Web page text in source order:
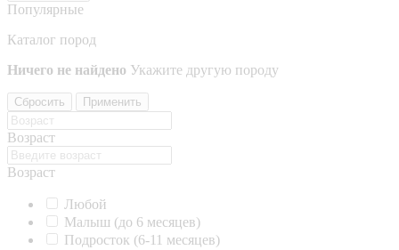
Популярные
Каталог пород
Ничего не найдено Укажите другую породу
Сбросить Применить
Возраст
Возраст
Любой
Малыш (до 6 месяцев)
Подросток (6-11 месяцев)